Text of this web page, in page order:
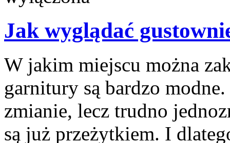
Jak wyglądać
W jakim miejscu można
garnitury są bardzo
zmianie, lecz trudno
są już przeżytkiem. I